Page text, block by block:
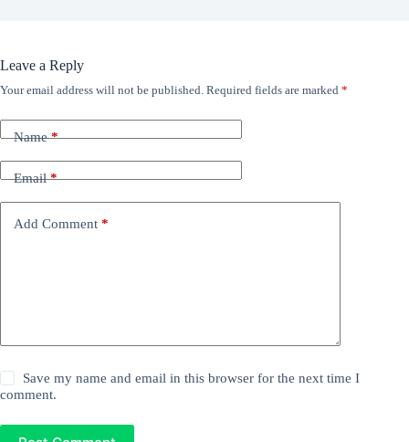
Leave a Reply
Your email address will not be published. Required fields are marked *
Name*
Email*
Add Comment *
Save my name and email in this browser for the next time I
comment.